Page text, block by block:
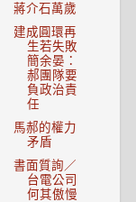
蔣介石萬歲
建成圓環再
生若失敗
簡余晏：
郝團隊要
負政治責
任
馬郝的權力
矛盾
書面質詢／
台電公司
何其傲慢